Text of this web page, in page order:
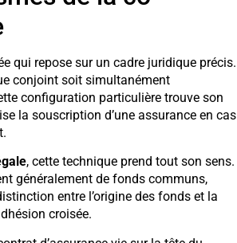
qui repose sur un cadre juridique précis.
conjoint soit simultanément
configuration particulière trouve son
la souscription d’une assurance en cas
, cette technique prend tout son sens.
généralement de fonds communs,
entre l’origine des fonds et la
croisée.